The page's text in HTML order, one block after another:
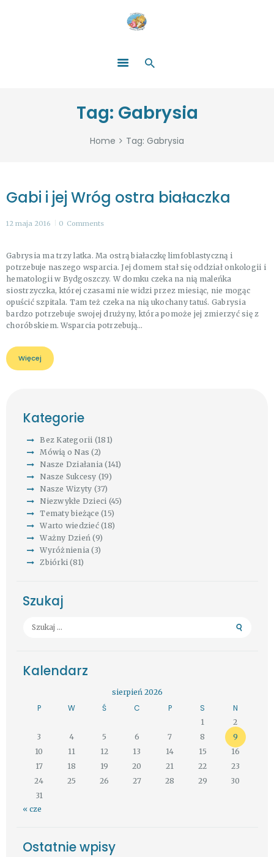
Tag: Gabrysia
Home Tag: Gabrysia
ZOSTAŃ DARCZYŃCĄ!
WYDARZENIA
PARTNERZY
Gabi i jej Wróg ostra białaczka
12 maja 2016 0 Comments
Gabrysia ma trzy latka. Ma ostrą białaczkę limfoblastyczną i
potrzebuje naszego wsparcia. Jej domem stał się oddział onkologii i
hematologii w Bydgoszczy. W domku czeka na nią maleńka
siostrzyczka, której czasami nie widzi przez miesiąc, nie mogąc
opuścić szpitala. Tam też czeka na nią ukochany tatuś. Gabrysia
bardzo potrzebuje swojej drużyny, która pomoże jej zmierzyć się z
choróbskiem. Wsparcia potrzebują…
Więcej
Kategorie
Bez Kategorii (181)
Mówią o Nas (2)
Nasze Działania (141)
Nasze Sukcesy (19)
Nasze Wizyty (37)
Niezwykłe Dzieci (45)
Tematy bieżące (15)
Warto wiedzieć(18)
Ważny Dzień (9)
Wyróżnienia (3)
Zbiórki (81)
Szukaj
Szukaj:
Kalendarz
sierpień 2026
P W Ś C P S N
1
2
3
4 5 6 7 8
9
10
11 12 13 14 15
16
17
18 19 20 21 22
23
24
25 26 27 28 29
30
31
« cze
Ostatnie wpisy